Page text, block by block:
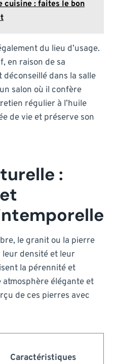
cuisine : faites le bon
du lieu d’usage.
en raison de sa
déconseillé dans la salle
salon où il confère
régulier à l’huile
de vie et préserve son
:
le granit ou la pierre
densité et leur
la pérennité et
élégante et
de ces pierres avec
Caractéristiques